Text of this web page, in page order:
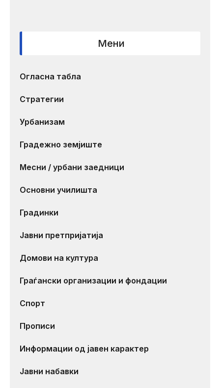
Мени
Огласна табла
Стратегии
Урбанизам
Градежно земјиште
Месни / урбани заедници
Основни училишта
Градинки
Јавни претпријатија
Домови на култура
Граѓански организации и фондации
Спорт
Прописи
Информации од јавен карактер
Јавни набавки